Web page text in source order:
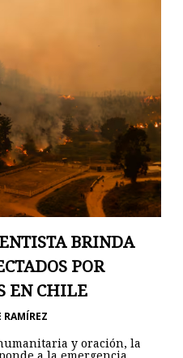
BRINDA
POR
EN CHILE
RAMÍREZ
y oración, la